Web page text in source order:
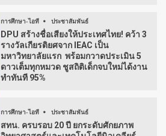
การศึกษา-ไอที ประชาสัมพันธ์
DPU สร้างชื่อเสียงให้ประเทศไทย! คว้า 3
รางวัลเกียรติยศจาก IEAC เป็น
มหาวิทยาลัยแรก พร้อมกวาดประเมิน 5
ดาวเต็มทุกหมวด ชูสถิติเด็กจบใหม่ได้งาน
ทำทันที 95%
การศึกษา-ไอที ประชาสัมพันธ์
สทน. ครบรอบ 20 ปี ยกระดับศักยภาพ